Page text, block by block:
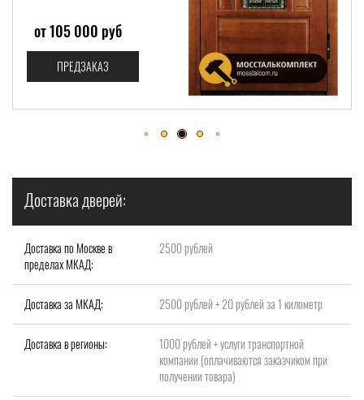
от 58 000 руб
Доставка дверей:
Доставка по Москве в
пределах МКАД:
2500 рублей
Доставка за МКАД: 2500 рублей + 20 рублей за 1 километр
Доставка в регионы:
1000 рублей + услуги транспортной
компании (оплачиваются заказчиком при
получении товара)